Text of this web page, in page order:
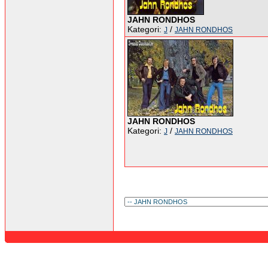
JAHN RONDHOS
Kategori: J / JAHN RONDHOS
JAHN RONDHOS
Kategori: J / JAHN RONDHOS